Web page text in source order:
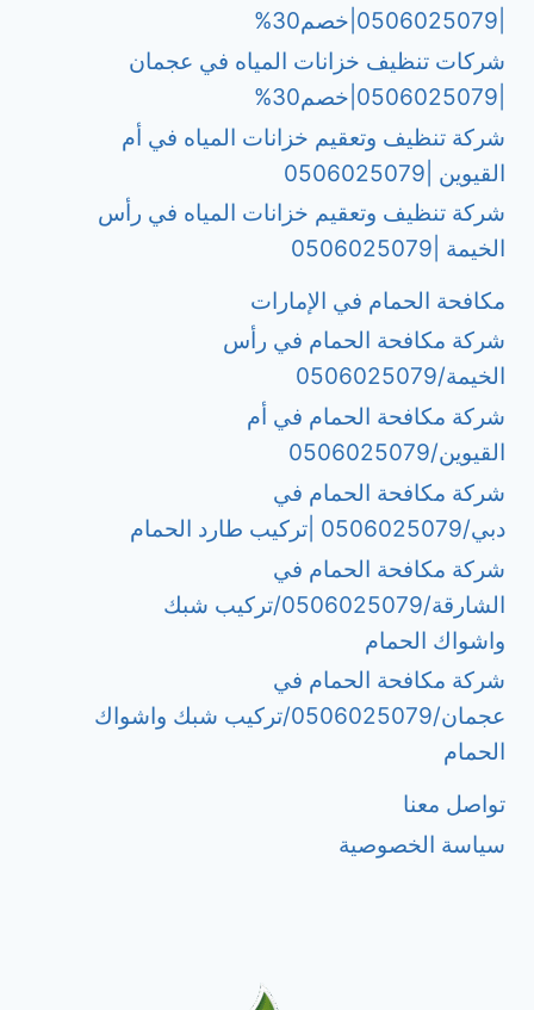
شركات تنظيف خزانات المياه في عجمان
شركة تنظيف وتعقيم خزانات المياه في أم
القيوين |0506025079
شركة تنظيف وتعقيم خزانات المياه في رأس
الخيمة |0506025079
مكافحة الحمام في الإمارات
شركة مكافحة الحمام في رأس
الخيمة/0506025079
شركة مكافحة الحمام في أم
القيوين/0506025079
شركة مكافحة الحمام في
دبي/0506025079 |تركيب طارد الحمام
شركة مكافحة الحمام في
الشارقة/0506025079/تركيب شبك
واشواك الحمام
شركة مكافحة الحمام في
عجمان/0506025079/تركيب شبك واشواك
الحمام
تواصل معنا
سياسة الخصوصية